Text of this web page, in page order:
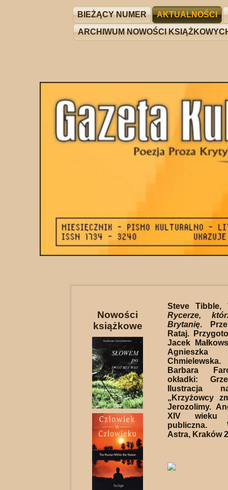
BIEŻĄCY NUMER AKTUALNOŚCI
ARCHIWUM NOWOŚCI
Nowości
książkowe
Steve Tibble,
Rycerze,
Brytanię.
Rataj.
Jacek
Agnieszka
Barbara
okładki:
Ilustracja
„Krzyżowcy
Jerozolimy.
XIV wieku
publiczna.
Astra, Kraków